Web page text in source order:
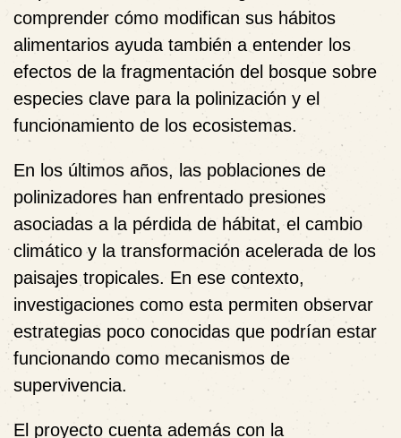
comprender cómo modifican sus hábitos
alimentarios ayuda también a entender los
efectos de la fragmentación del bosque sobre
especies clave para la polinización y el
funcionamiento de los ecosistemas.
En los últimos años, las poblaciones de
polinizadores han enfrentado presiones
asociadas a la pérdida de hábitat, el cambio
climático y la transformación acelerada de los
paisajes tropicales. En ese contexto,
investigaciones como esta permiten observar
estrategias poco conocidas que podrían estar
funcionando como mecanismos de
supervivencia.
El proyecto cuenta además con la